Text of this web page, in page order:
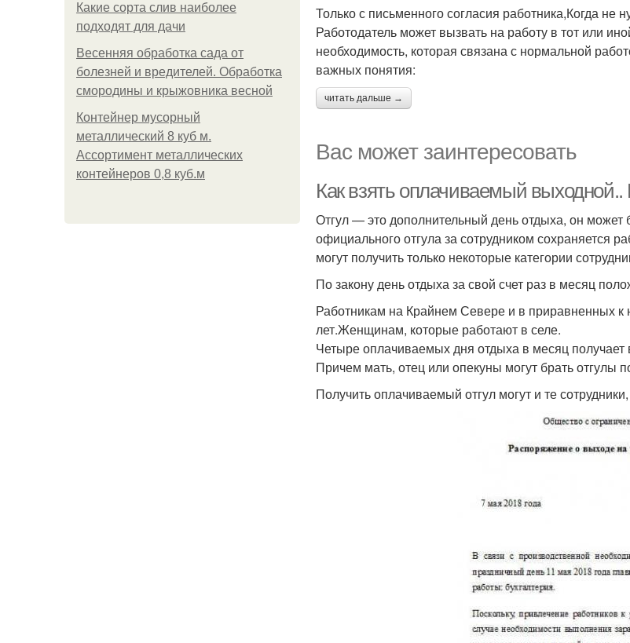
Какие сорта слив наиболее
подходят для дачи
Весенняя обработка сада от
болезней и вредителей. Обработка
смородины и крыжовника весной
Контейнер мусорный
металлический 8 куб м.
Ассортимент металлических
контейнеров 0,8 куб.м
Только с письменного согласия работника,Когда не
Работодатель может вызвать на работу в тот или
необходимость, которая связана с нормальной
важных понятия:
читать дальше →
Вас может заинтересовать
Как взять оплачиваемый выходной..
Отгул — это дополнительный день отдыха, он
официального отгула за сотрудником сохраняется
могут получить только некоторые категории
По закону день отдыха за свой счет раз в месяц
Работникам на Крайнем Севере и в приравненных
лет.Женщинам, которые работают в селе.
Четыре оплачиваемых дня отдыха в месяц
Причем мать, отец или опекуны могут брать отгулы
Получить оплачиваемый отгул могут и те